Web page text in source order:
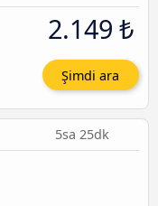
2.149 ₺
Şimdi ara
5sa 25dk